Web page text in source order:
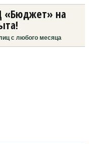
«Бюджет» на
с любого месяца